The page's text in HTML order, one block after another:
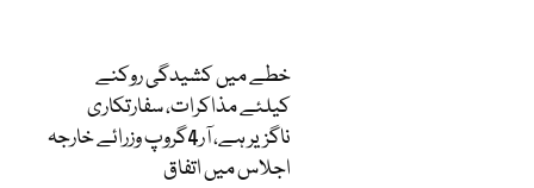
خطے میں کشیدگی روکنے
کیلئے مذاکرات، سفارتکاری
ناگزیر ہے، آر4گروپ وزرائے خارجہ
اجلاس میں اتفاق